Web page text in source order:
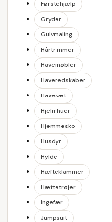
Førstehjælp
Gryder
Gulvmaling
Hårtrimmer
Havemøbler
Haveredskaber
Havesæt
Hjelmhuer
Hjemmesko
Husdyr
Hylde
Hæfteklammer
Hættetrøjer
Ingefær
Jumpsuit